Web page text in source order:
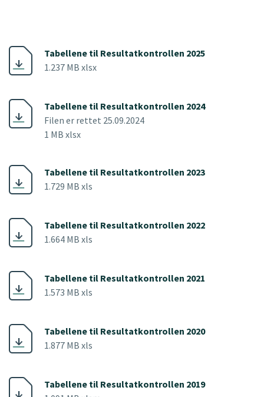
Tabellene til Resultatkontrollen 2025
1.237 MB xlsx
Tabellene til Resultatkontrollen 2024
Filen er rettet 25.09.2024
1 MB xlsx
Tabellene til Resultatkontrollen 2023
1.729 MB xls
Tabellene til Resultatkontrollen 2022
1.664 MB xls
Tabellene til Resultatkontrollen 2021
1.573 MB xls
Tabellene til Resultatkontrollen 2020
1.877 MB xls
Tabellene til Resultatkontrollen 2019